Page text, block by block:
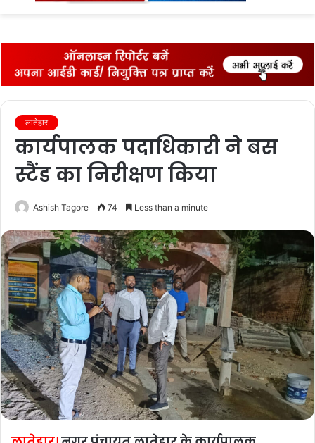
लातेहार
कार्यपालक पदाधिकारी ने बस
स्‍टैंड का निरीक्षण किया
Ashish Tagore 74 Less than a minute